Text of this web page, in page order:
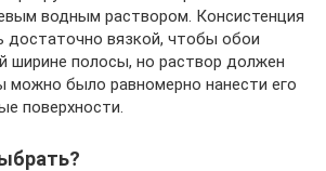
водным раствором. Консистенция
достаточно вязкой, чтобы обои
ширине полосы, но раствор должен
можно было равномерно нанести его
поверхности.